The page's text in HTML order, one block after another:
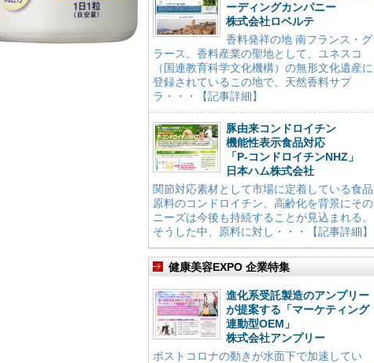
ーディングカンパニー
株式会社ロベルテ
香料発祥の地 南フランス・グ
ラース。香料産業の聖地として、ユネスコ
（国連教育科学文化機構）の無形文化遺産に
登録されているこの地で、天然香料サプ
ラ・・・【記事詳細】
豚由来コンドロイチン
機能性表示食品対応
「P-コンドロイチンNHZ」
日本ハム株式会社
関節対応素材として市場に定着している食品
原料のコンドロイチン。高齢化を背景にその
ニーズは今後も持続することが見込まれる。
そうした中、原料に対し・・・【記事詳細】
健康美容EXPO 企業特集
進化系受託製造のアンプリー
が提案する「マーケティング
連動型OEM」
株式会社アンプリー
ポストコロナの動きが水面下で加速してい